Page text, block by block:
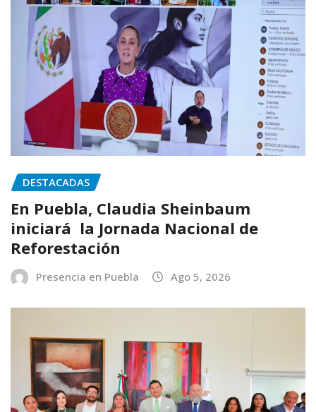
DESTACADAS
En Puebla, Claudia Sheinbaum
iniciará la Jornada Nacional de
Reforestación
Presencia en Puebla Ago 5, 2026